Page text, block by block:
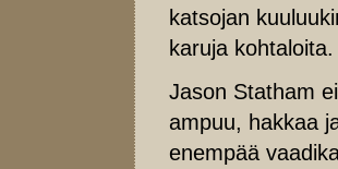
katsojan
karuja kohtaloita.
Jason Statham
ampuu, hakkaa
enempää